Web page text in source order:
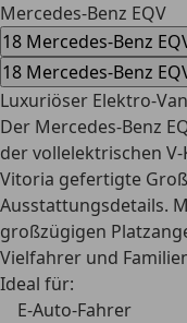
Mercedes-Benz EQV
18 Mercedes-Benz
18 Mercedes-Benz
Luxuriöser Elektro-
Der Mercedes-Benz
der vollelektrischen
Vitoria gefertigte
Ausstattungsdetails.
großzügigen
Vielfahrer und
Ideal für:
E-Auto-Fahrer